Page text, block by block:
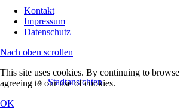
Stadtansichten
Kontakt
Impressum
Datenschutz
Nach oben scrollen
This site uses cookies. By continuing to
agreeing to our use of cookies.
OK